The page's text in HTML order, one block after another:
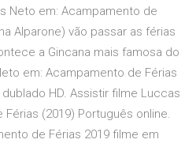
Neto em: Acampamento de
Alparone) vão passar as férias
a Gincana mais famosa do
em: Acampamento de Férias
HD. Assistir filme Luccas
(2019) Português online.
de Férias 2019 filme em